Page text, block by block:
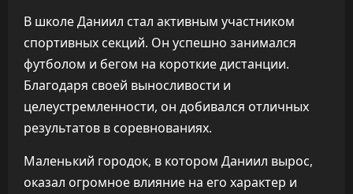
В школе Даниил стал активным участником
спортивных секций. Он успешно занимался
футболом и бегом на короткие дистанции.
Благодаря своей выносливости и
целеустремленности, он добивался отличных
результатов в соревнованиях.
Маленький городок, в котором Даниил вырос,
оказал огромное влияние на его характер и